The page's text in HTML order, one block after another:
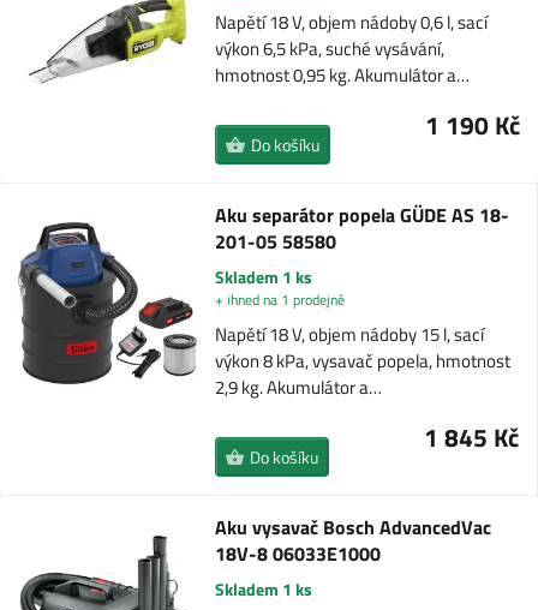
Napětí 18 V, objem nádoby 0,6 l, sací
výkon 6,5 kPa, suché vysávání,
hmotnost 0,95 kg. Akumulátor a…
1 190 Kč
Do košíku
Aku separátor popela GÜDE AS 18-
201-05 58580
Skladem 1 ks
+ ihned na 1 prodejně
Napětí 18 V, objem nádoby 15 l, sací
výkon 8 kPa, vysavač popela, hmotnost
2,9 kg. Akumulátor a…
1 845 Kč
Do košíku
Aku vysavač Bosch AdvancedVac
18V-8 06033E1000
Skladem 1 ks